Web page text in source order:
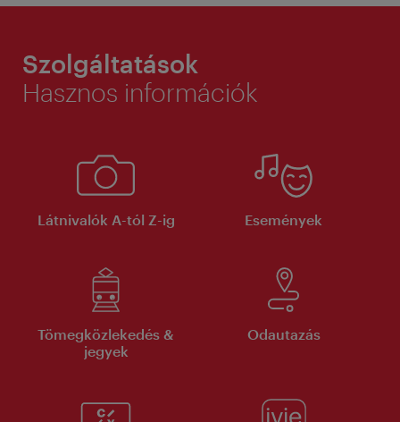
Szolgáltatások
Hasznos információk
Látnivalók A-tól Z-ig Események
Tömegközlekedés &
jegyek
Odautazás